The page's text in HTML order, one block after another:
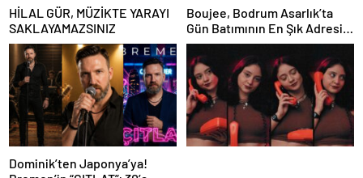
HİLAL GÜR, MÜZİKTE YARAYI
SAKLAYAMAZSINIZ
Boujee, Bodrum Asarlık’ta
Gün Batımının En Şık Adresi
Oldu
Dominik’ten Japonya’ya!